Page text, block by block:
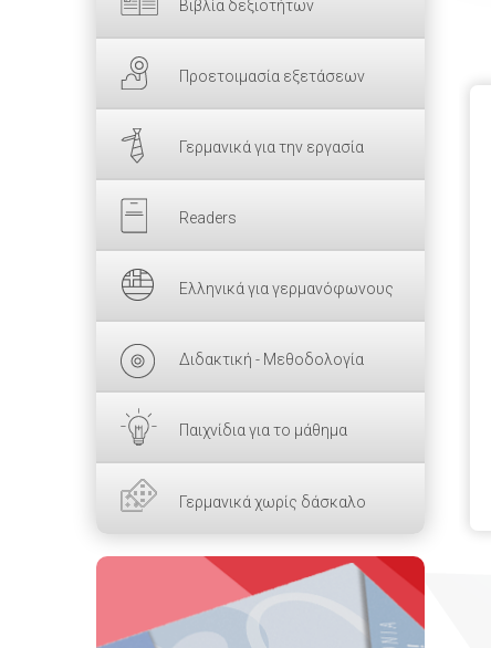
Βιβλία δεξιοτήτων
Προετοιμασία εξετάσεων
Γερμανικά για την εργασία
Readers
Ελληνικά για γερμανόφωνους
Διδακτική - Μεθοδολογία
Παιχνίδια για το μάθημα
Γερμανικά χωρίς δάσκαλο